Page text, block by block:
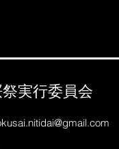
実行委員会